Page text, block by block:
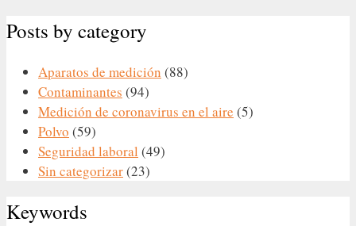
Posts by category
Aparatos de medición (88)
Contaminantes (94)
Medición de coronavirus en el aire (5)
Polvo (59)
Seguridad laboral (49)
Sin categorizar(23)
Keywords